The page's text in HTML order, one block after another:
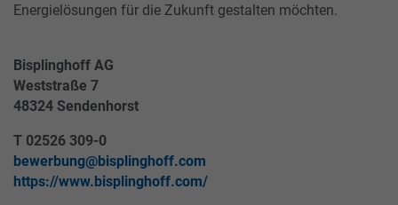
Energielösungen für die Zukunft gestalten möchten.
Bisplinghoff AG
Weststraße 7
48324 Sendenhorst
T 02526 309-0
bewerbung@bisplinghoff.com
https://www.bisplinghoff.com/